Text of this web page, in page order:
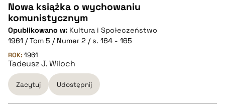
pobierz cytat
CZYSTY TEKST
pobierz cytat
BIBTEX
Nowa książka o wychowaniu
komunistycznym
Opublikowano w: Kultura i Społeczeństwo
1961 / Tom 5 / Numer 2 / s. 164 - 165
ROK: 1961
Tadeusz J. Wiloch
Zacytuj Udostępnij